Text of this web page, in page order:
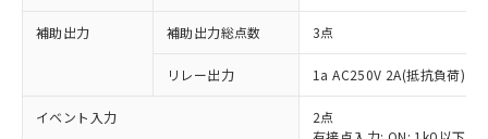
補助出力 補助出力総点数 3点
リレー出力 1a AC250V 2A(抵抗負荷)
イベント入力
2点